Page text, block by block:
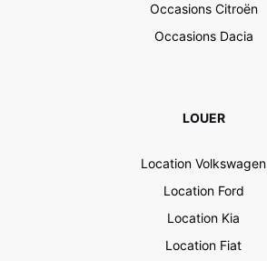
Occasions Citroën
Occasions Dacia
LOUER
Location Volkswagen
Location Ford
Location Kia
Location Fiat